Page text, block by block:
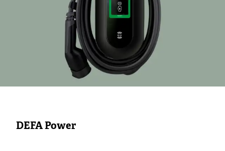
DEFA Power